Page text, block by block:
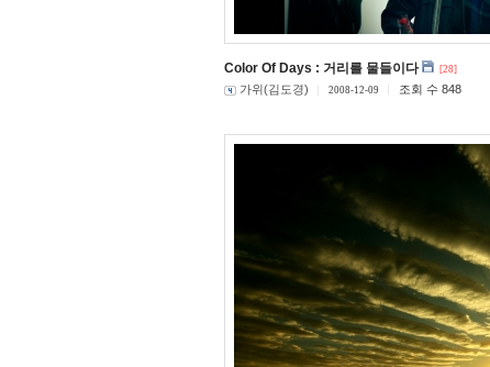
Color Of Days : 거리를 물들이다 [28]
가위(김도경) 2008-12-09 조회 수 848